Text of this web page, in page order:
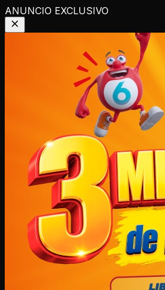
ANUNCIO EXCLUSIVO